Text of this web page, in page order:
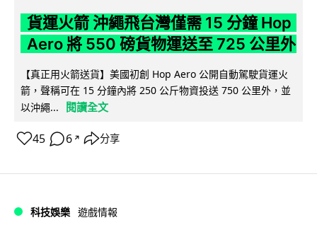
貨運火箭 沖繩飛台灣僅需 15 分鐘 Hop
Aero 將 550 磅貨物運送至 725 公里外
【真正用火箭送貨】美國初創 Hop Aero 公開自動駕駛貨運火
箭，聲稱可在 15 分鐘內將 250 公斤物資投送 750 公里外，並
以沖繩...
閱讀全文
45 6 ↗ 分享
科技娛樂 遊戲情報